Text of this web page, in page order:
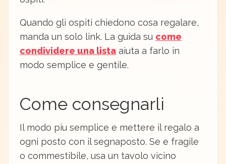
Quando gli ospiti chiedono cosa regalare,
manda un solo link. La guida su come
condividere una lista aiuta a farlo in
modo semplice e gentile.
Come consegnarli
Il modo piu semplice e mettere il regalo a
ogni posto con il segnaposto. Se e fragile
o commestibile, usa un tavolo vicino